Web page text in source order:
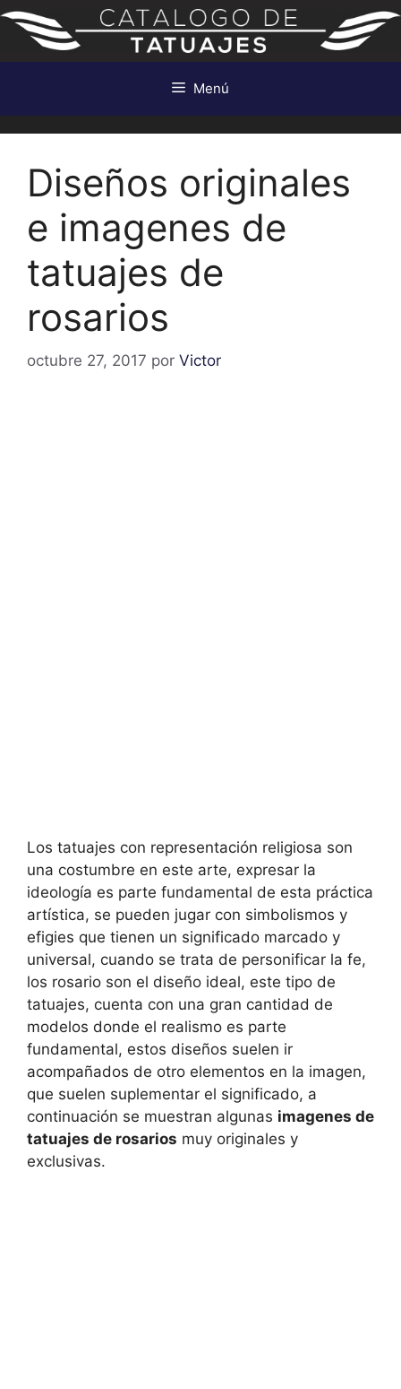
Saltar
contenido
Menú
Diseños originales
e imagenes de
tatuajes de
rosarios
octubre 27, 2017 por Victor
Los tatuajes con representación religiosa son
una costumbre en este arte, expresar la
ideología es parte fundamental de esta práctica
artística, se pueden jugar con simbolismos y
efigies que tienen un significado marcado y
universal, cuando se trata de personificar la fe,
los rosario son el diseño ideal, este tipo de
tatuajes, cuenta con una gran cantidad de
modelos donde el realismo es parte
fundamental, estos diseños suelen ir
acompañados de otro elementos en la imagen,
que suelen suplementar el significado, a
continuación se muestran algunas imagenes de
tatuajes de rosarios muy originales y
exclusivas.